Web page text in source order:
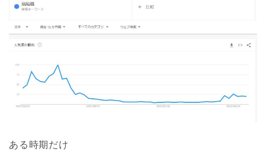
ある時期だけ